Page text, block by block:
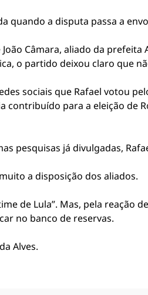
quando a disputa passa a
Câmara, aliado da
o partido deixou claro que
sociais que Rafael votou
contribuído para a eleição de
pesquisas já divulgadas,
a disposição dos aliados.
de Lula”. Mas, pela reação
no banco de reservas.
Alves.